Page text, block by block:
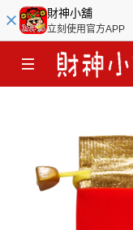
財神小舖
立刻使用官方APP